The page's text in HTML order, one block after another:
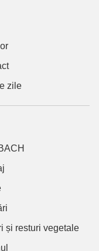
zile
și resturi vegetale